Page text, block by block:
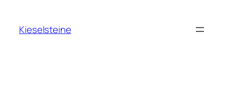
springen
Kieselsteine